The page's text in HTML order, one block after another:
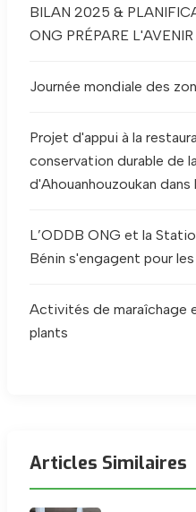
BILAN 2025 &
ONG PRÉPARE L'AVENIR
Journée mondiale des
Projet d'appui à la
conservation durable de
d'Ahouanhouzoukan
L’ODDB ONG et la
Bénin s'engagent pour
Activités de maraîchage
plants
Articles Similaires